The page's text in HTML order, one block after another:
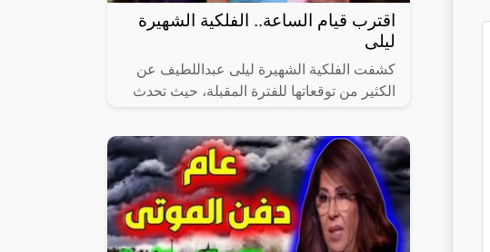
اقترب قيام الساعة.. الفلكية الشهيرة
ليلى
كشفت الفلكية الشهيرة ليلى عبداللطيف عن
الكثير من توقعاتها للفترة المقبلة، حيث تحدث
العالم، كما كشفت عن توقعات مفاجئة